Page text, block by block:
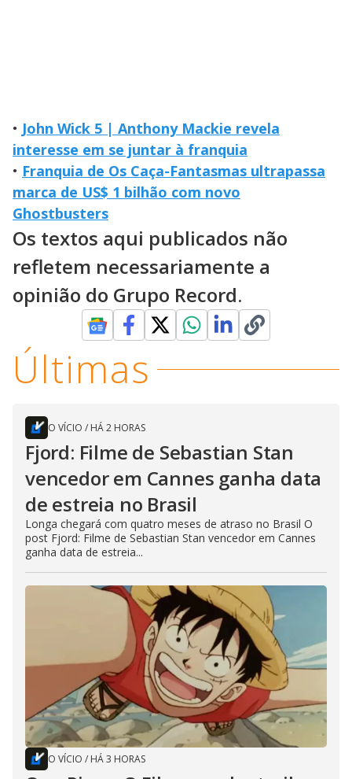
• John Wick 5 | Anthony Mackie revela
interesse em se juntar à franquia
• Franquia de Os Caça-Fantasmas ultrapassa
marca de US$ 1 bilhão com novo
Ghostbusters
Os textos aqui publicados não
refletem necessariamente a
opinião do Grupo Record.
Últimas
O VÍCIO / HÁ 2 HORAS
Fjord: Filme de Sebastian Stan
vencedor em Cannes ganha data
de estreia no Brasil
Longa chegará com quatro meses de atraso no Brasil O
post Fjord: Filme de Sebastian Stan vencedor em Cannes
ganha data de estreia...
O VÍCIO / HÁ 3 HORAS